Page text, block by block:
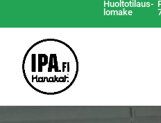
Huoltotilaus-
lomake